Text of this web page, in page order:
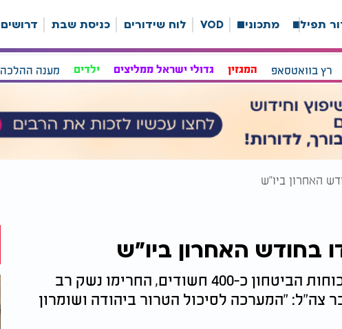
תפילה מתכונים VOD לוח שידורים כניסת שבת דרושים
רץ בוואטסאפ המגזין גדולי ישראל ממליצים ילדים מענה ההלכה
במהלך חודש פעילות עצים, עצרו כוחות הביטחון כ-400 חשודים, החרימו נשק רב
צה"ל: "המערכה לסיכול הטרור ביהודה ושומרון